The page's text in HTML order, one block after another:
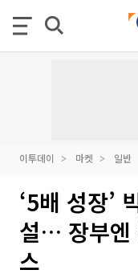
이투데이 마켓 일반
‘5배 성장’
설… 장부엔
스